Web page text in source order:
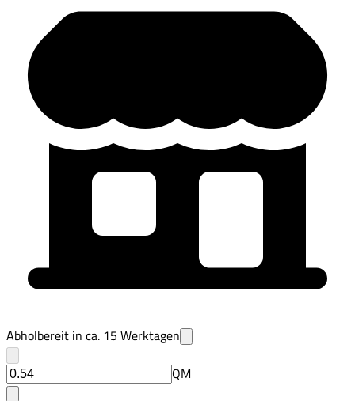
Abholbereit in ca. 15 Werktagen
QM